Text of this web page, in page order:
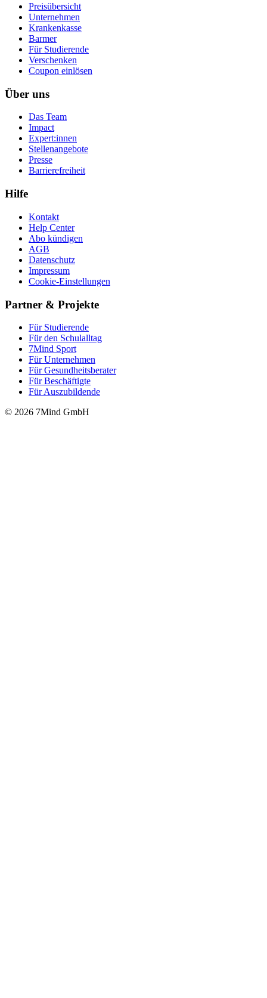
Preisübersicht
Unternehmen
Krankenkasse
Barmer
Für Studierende
Ver­schen­ken
Coupon einlösen
Über uns
Das Team
Impact
Expert:innen
Stellenangebote
Presse
Barrierefreiheit
Hilfe
Kontakt
Help Center
Abo kündigen
AGB
Datenschutz
Impressum
Cookie-Einstellungen
Partner & Projekte
Für Stu­die­rende
Für den Schulalltag
7Mind Sport
Für Unter­neh­men
Für Gesund­heits­be­ra­ter
Für Beschäftigte
Für Auszubildende
© 2026 7Mind GmbH